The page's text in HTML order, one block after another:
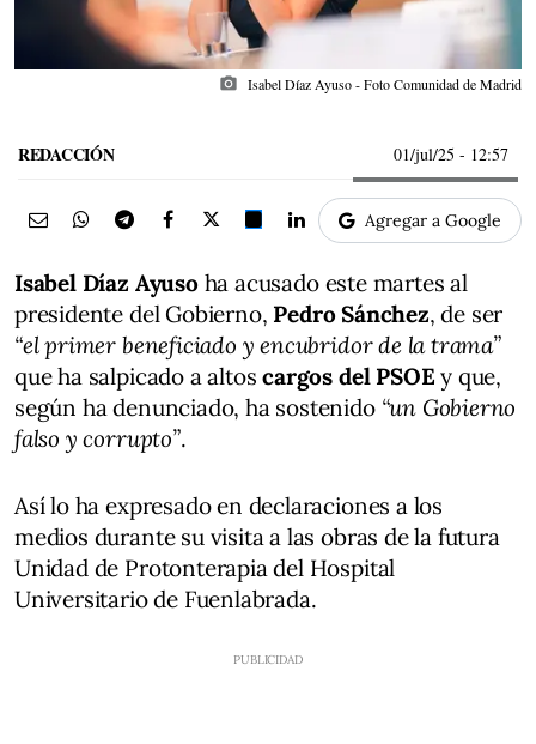
photo_camera Isabel Díaz Ayuso - Foto Comunidad de Madrid
REDACCIÓN 01/jul/25 - 12:57
Agregar a Google
Isabel Díaz Ayusoha acusado este martes al
presidente del Gobierno, Pedro Sánchez, de ser
“el primer beneficiado y encubridor de la trama”
que ha salpicado a altoscargos del PSOE y que,
según ha denunciado, ha sostenido “un Gobierno
falso y corrupto”.
Así lo ha expresado en declaraciones a los
medios durante su visita a las obras de la futura
Unidad de Protonterapia del Hospital
Universitario de Fuenlabrada.